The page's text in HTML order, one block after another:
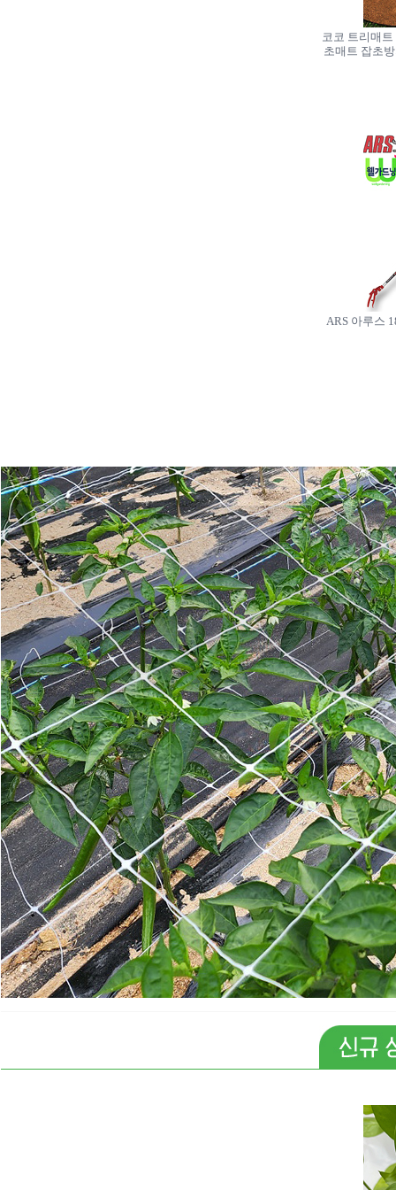
코코 트리매
초매트 잡초
ARS 아루스